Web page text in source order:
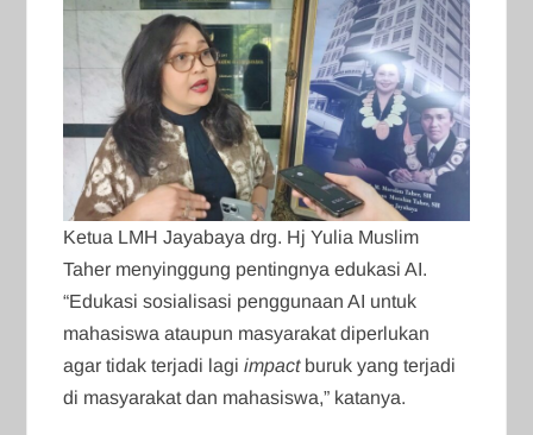
Ketua LMH Jayabaya drg. Hj Yulia Muslim
Taher menyinggung pentingnya edukasi AI.
“Edukasi sosialisasi penggunaan AI untuk
mahasiswa ataupun masyarakat diperlukan
agar tidak terjadi lagiimpact buruk yang terjadi
di masyarakat dan mahasiswa,” katanya.